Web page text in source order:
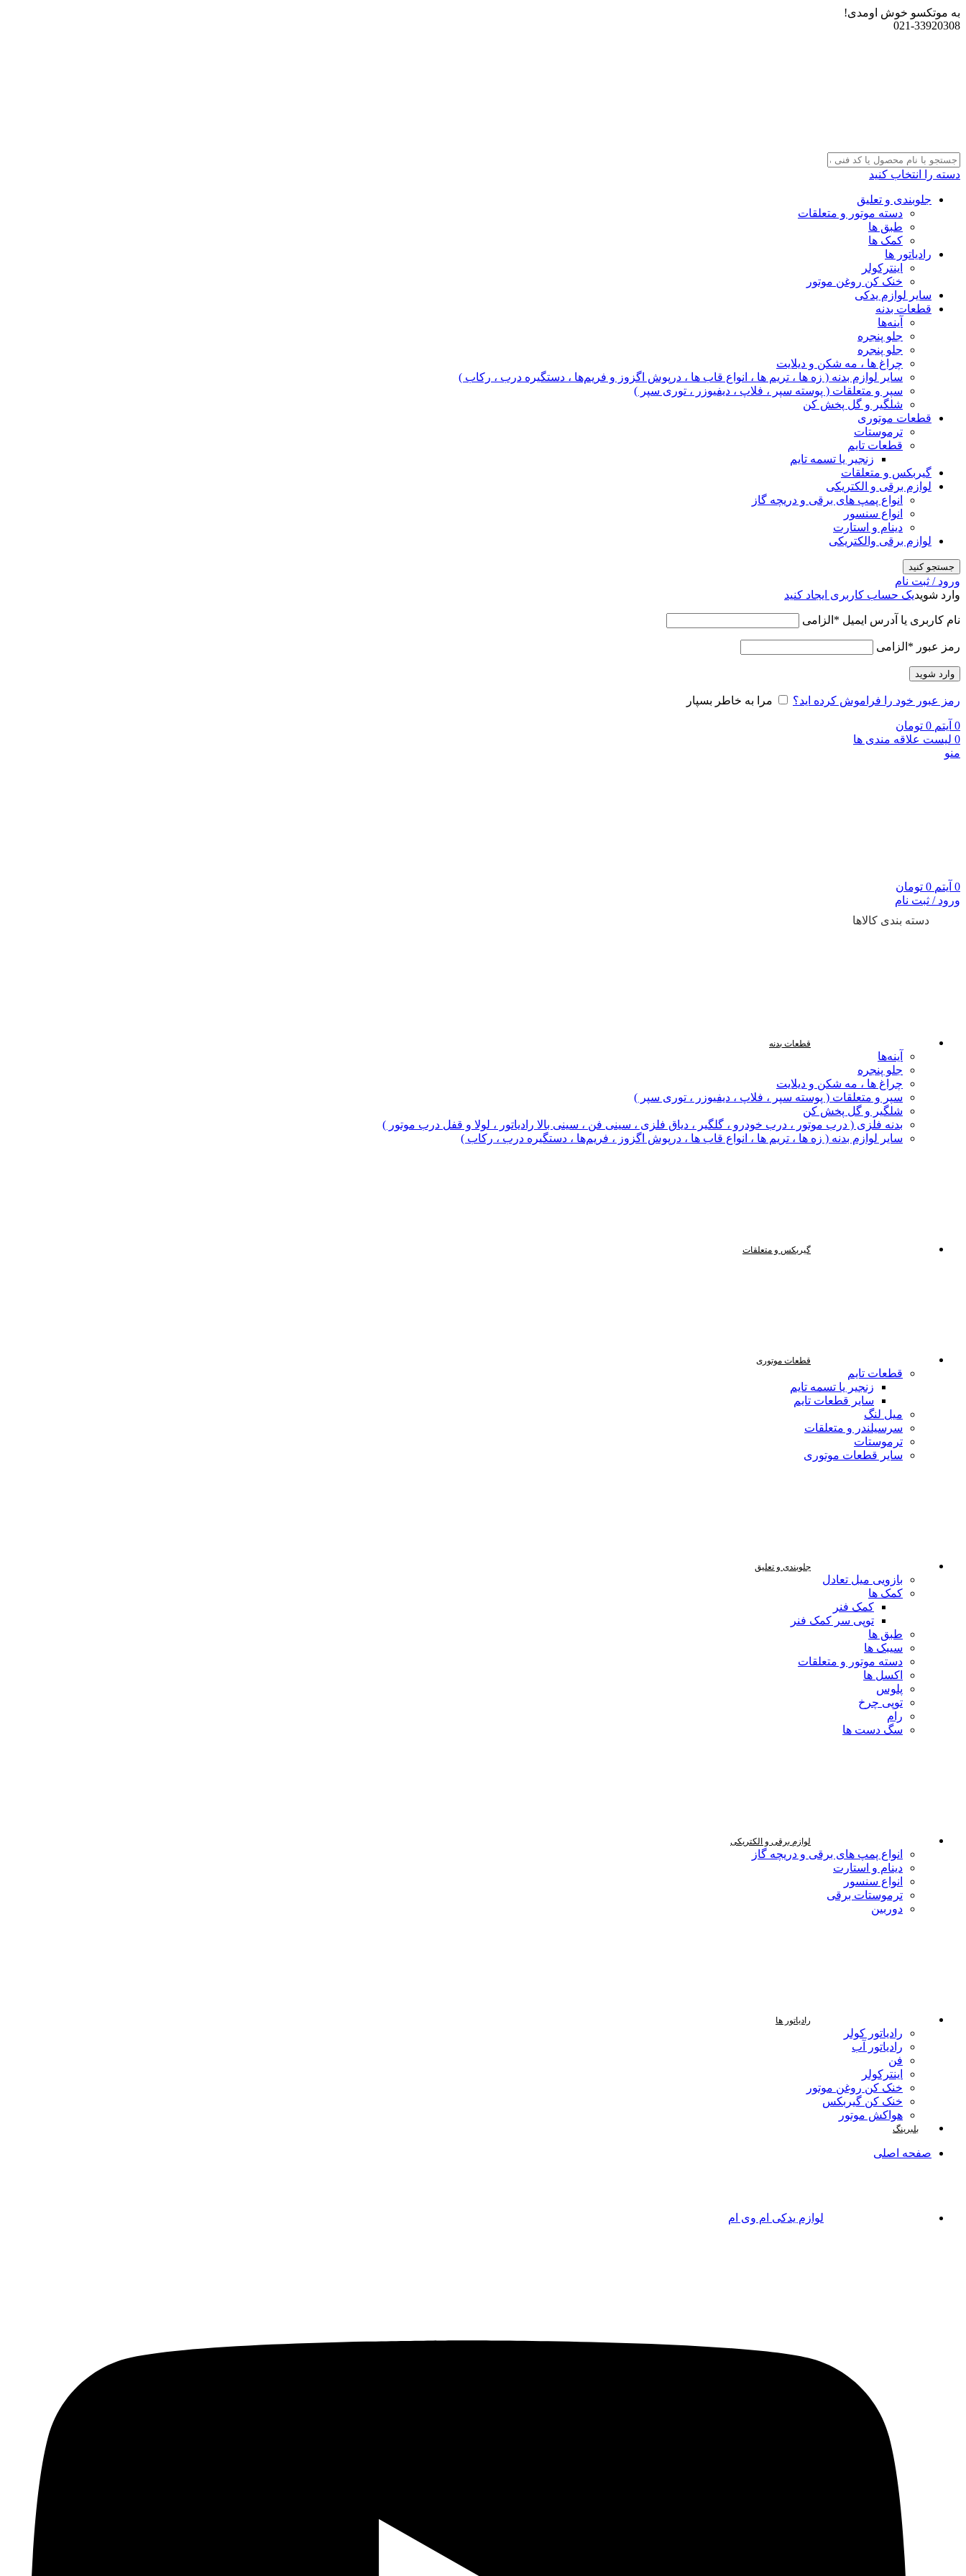
به موتکسو خوش اومدی!
021-33920308
دسته را انتخاب کنید
جلوبندی و تعلیق
دسته موتور و متعلقات
طبق ها
کمک ها
رادیاتور ها
اینترکولر
خنک کن روغن موتور
سایر لوازم یدکی
قطعات بدنه
آینه‌ها
جلو پنجره
جلو پنجره
چراغ‌ ها ، مه‌ شکن و دیلایت
سایر لوازم بدنه ( زه ها ، تریم ها ، انواع قاب ها ، درپوش اگزوز و فریم‌ها ، دستگیره درب ، رکاب )
سپر و متعلقات ( پوسته سپر ، فلاپ ، دیفیوزر ، توری سپر )
شلگیر و گل‌ پخش‌ کن
قطعات موتوری
ترموستات
قطعات تایم
زنجیر یا تسمه تایم
گیربکس و متعلقات
لوازم برقی و الکتریکی
انواع پمپ های برقی و دریچه گاز
انواع سنسور
دینام و استارت
لوازم برقی والکتریکی
جستجو کنید
ورود / ثبت نام
وارد شویدیک حساب کاربری ایجاد کنید
نام کاربری یا آدرس ایمیل * الزامی
رمز عبور * الزامی
وارد شوید
رمز عبور خود را فراموش کرده اید؟ مرا به خاطر بسپار
0 آیتم 0 تومان
0 لیست علاقه مندی ها
منو
0 آیتم 0 تومان
ورود / ثبت نام
دسته بندی کالاها
قطعات بدنه
آینه‌ها
جلو پنجره
چراغ‌ ها ، مه‌ شکن و دیلایت
سپر و متعلقات ( پوسته سپر ، فلاپ ، دیفیوزر ، توری سپر )
شلگیر و گل‌ پخش‌ کن
بدنه فلزی ( درب موتور ، درب خودرو ، گلگیر ، دیاق فلزی ، سینی فن ، سینی بالا رادیاتور ، لولا و قفل درب موتور )
سایر لوازم بدنه ( زه ها ، تریم ها ، انواع قاب ها ، درپوش اگزوز ، فریم‌ها ، دستگیره درب ، رکاب )
گیربکس و متعلقات
قطعات موتوری
قطعات تایم
زنجیر یا تسمه تایم
سایر قطعات تایم
میل لنگ
سرسیلندر و متعلقات
ترموستات
سایر قطعات موتوری
جلوبندی و تعلیق
بازویی میل تعادل
کمک ها
کمک فنر
توپی سر کمک فنر
طبق ها
سیبک ها
دسته موتور و متعلقات
اکسل ها
پلوس
توپی چرخ
رام
سگ دست ها
لوازم برقی و الکتریکی
انواع پمپ های برقی و دریچه گاز
دینام و استارت
انواع سنسور
ترموستات برقی
دوربین
رادیاتور ها
رادیاتور کولر
رادیاتور آب
فن
اینترکولر
خنک کن روغن موتور
خنک کن گیربکس
هواکش موتور
بلبرینگ
صفحه اصلی
لوازم یدکی ام وی ام